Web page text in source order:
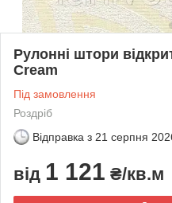
Рулонні штори
Cream
Під замовлення
Роздріб
Відправка з 21 серпня
від 1 121 ₴/кв.м